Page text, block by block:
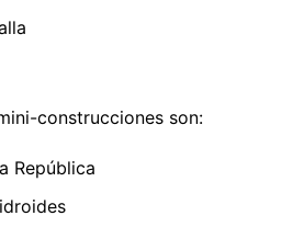
construcciones son:
República